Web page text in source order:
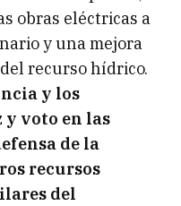
obras eléctricas a
y una mejora
recurso hídrico.
y los
voto en las
de la
recursos
del